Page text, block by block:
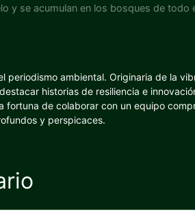
y se acumulan en los bosques de todo
periodismo ambiental. Originaria de la
historias de resiliencia e
fortuna de colaborar con un equipo
y perspicaces.